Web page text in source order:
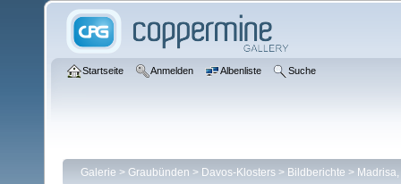
Startseite Anmelden Albenliste Suche
Galerie > Graubünden > Davos-Klosters > Bildberichte >